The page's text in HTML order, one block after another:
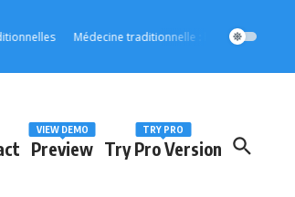
Médecine traditionnelle : l’OOAS accélère son
Preview
VIEW DEMO
Try Pro Version
TRY PRO